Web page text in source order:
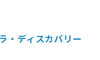
・ディスカバリー